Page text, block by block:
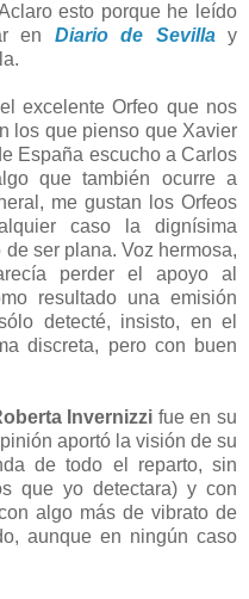
esto porque he leído
en Diario de Sevillay
excelente Orfeo que nos
los que pienso que Xavier
España escucho a Carlos
que también ocurre a
me gustan los Orfeos
caso la dignísima
ser plana. Voz hermosa,
perder el apoyo al
resultado una emisión
detecté, insisto, en el
discreta, pero con buen
Invernizzi fue en su
aportó la visión de su
de todo el reparto, sin
que yo detectara) y con
algo más de vibrato de
aunque en ningún caso